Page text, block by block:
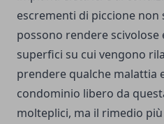
escrementi di piccione
possono rendere
superfici su cui vengono
prendere qualche malattia
condominio libero da
molteplici, ma il rimedio